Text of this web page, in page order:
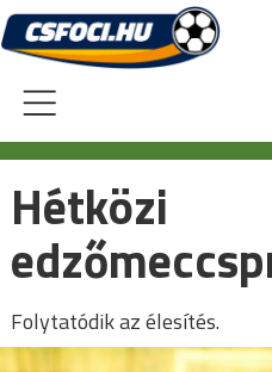
Skip
to
content
Hétközi
Folytatódik az élesítés.